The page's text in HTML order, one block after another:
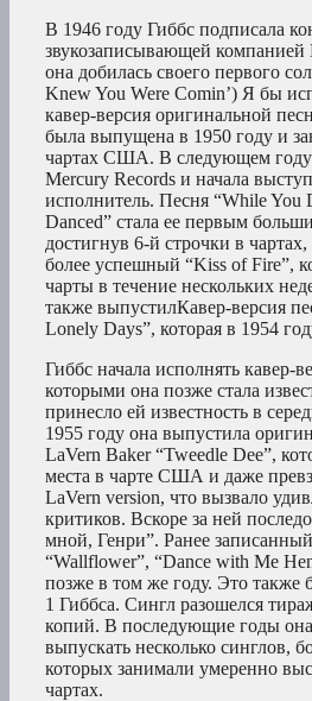
В 1946 году Гиббс подписала
звукозаписывающей компанией
она добилась своего первого
Knew You Were Comin’) Я бы
кавер-версия оригинальной
была выпущена в 1950 году и
чартах США. В следующем году
Mercury Records и начала
исполнитель. Песня “While You
Danced” стала ее первым
достигнув 6-й строчки в
более успешный “Kiss of Fire”,
чарты в течение нескольких
также выпустилКавер-версия
Lonely Days”, которая в 1954
Гиббс начала исполнять кавер-
которыми она позже стала
принесло ей известность в
1955 году она выпустила
LaVern Baker “Tweedle Dee”,
места в чарте США и даже
LaVern version, что вызвало
критиков. Вскоре за ней
мной, Генри”. Ранее
“Wallflower”, “Dance with Me
позже в том же году. Это
1 Гиббса. Сингл разошелся
копий. В последующие годы
выпускать несколько синглов,
которых занимали умеренно
чартах.